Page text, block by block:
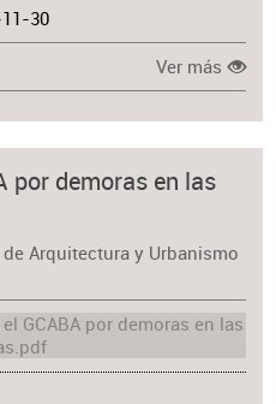
30
Ver más
por demoras en las
Arquitectura y Urbanismo